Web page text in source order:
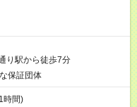
り駅から徒歩7分
保証団体
時間)